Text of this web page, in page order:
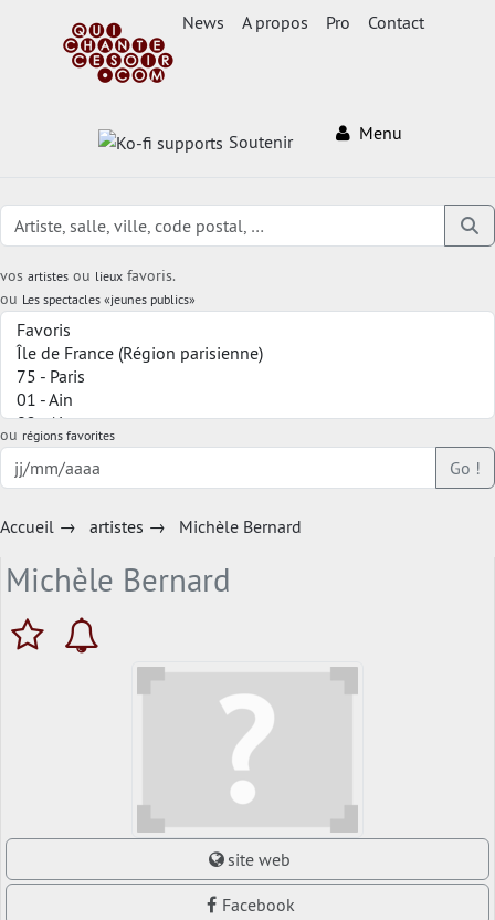
News A propos Pro Contact
Soutenir Menu
vos artistes ou lieux favoris.
ou Les spectacles «jeunes publics»
ou régions favorites
Go !
Accueil → artistes → Michèle Bernard
Michèle Bernard
site web
Facebook